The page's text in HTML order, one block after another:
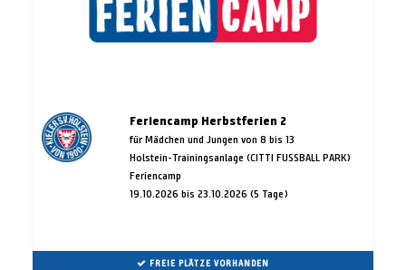
Feriencamp Herbstferien 2
für Mädchen und Jungen von 8 bis 13
Holstein-Trainingsanlage (CITTI FUSSBALL PARK)
Feriencamp
19.10.2026 bis 23.10.2026 (5 Tage)
FREIE PLÄTZE VORHANDEN